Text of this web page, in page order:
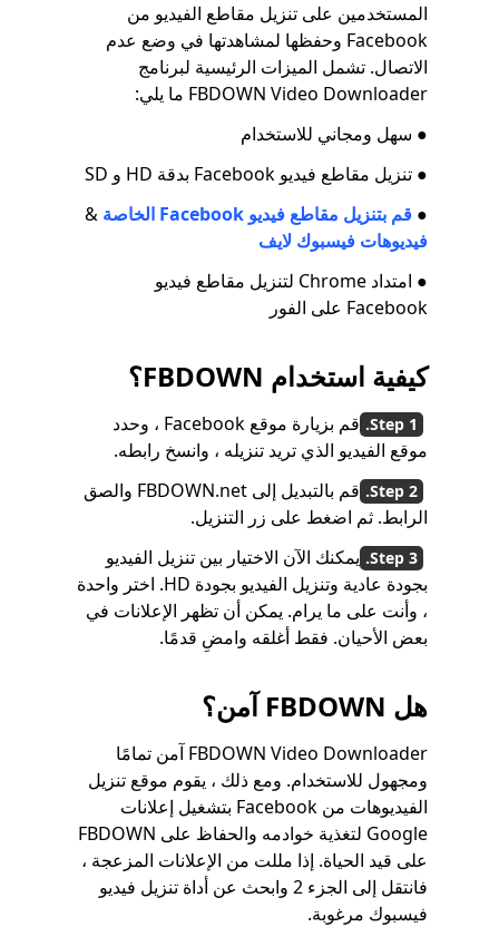
المستخدمين على تنزيل مقاطع الفيديو من
Facebook وحفظها لمشاهدتها في وضع عدم
الاتصال. تشمل الميزات الرئيسية لبرنامج
FBDOWN Video Downloader ما يلي:
● سهل ومجاني للاستخدام
● تنزيل مقاطع فيديو Facebook بدقة HD و SD
قم بتنزيل مقاطع فيديو Facebook الخاصة
&
فيديوهات فيسبوك لايف
● امتداد Chrome لتنزيل مقاطع فيديو
Facebook على الفور
كيفية استخدام FBDOWN؟
قم بزيارة موقع Facebook ، وحدد
موقع الفيديو الذي تريد تنزيله ، وانسخ رابطه.
قم بالتبديل إلى FBDOWN.net والصق
الرابط. ثم اضغط على زر التنزيل.
يمكنك الآن الاختيار بين تنزيل الفيديو
بجودة عادية وتنزيل الفيديو بجودة HD. اختر واحدة
، وأنت على ما يرام. يمكن أن تظهر الإعلانات في
بعض الأحيان. فقط أغلقه وامضِ قدمًا.
FBDOWN Video Downloader آمن تمامًا
ومجهول للاستخدام. ومع ذلك ، يقوم موقع تنزيل
الفيديوهات من Facebook بتشغيل إعلانات
Google لتغذية خوادمه والحفاظ على FBDOWN
على قيد الحياة. إذا مللت من الإعلانات المزعجة ،
فانتقل إلى الجزء 2 وابحث عن أداة تنزيل فيديو
فيسبوك مرغوبة.